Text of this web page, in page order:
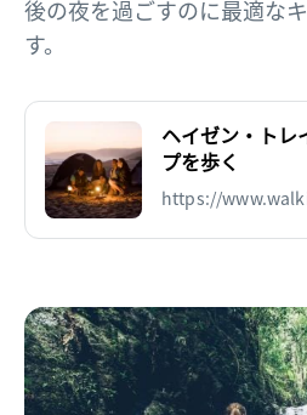
後の夜を過ごすのに最適な
す。
ヘイゼン・トレ
プを歩く